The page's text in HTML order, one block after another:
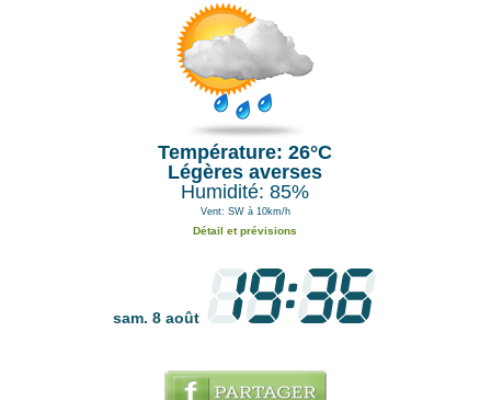
Température: 26°C
Légères averses
Humidité: 85%
Vent: SW à 10km/h
Détail et prévisions
sam. 8 août